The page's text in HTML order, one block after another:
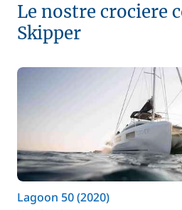
Le nostre crociere
Skipper
Lagoon 50 (2020)